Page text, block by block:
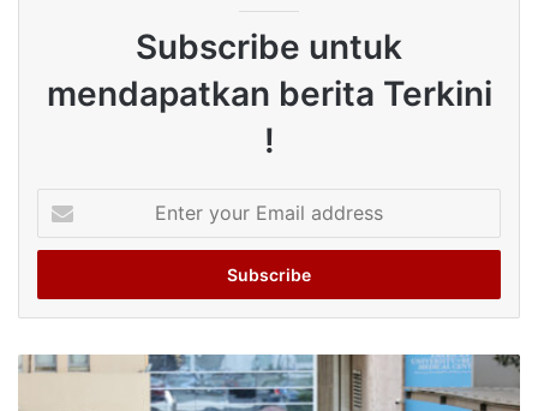
Subscribe untuk
mendapatkan berita Terkini
!
your
Email